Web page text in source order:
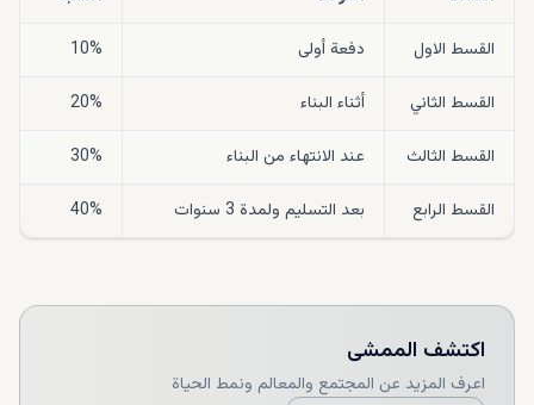
القسط الاول دفعة أولى 10%
القسط الثاني أثناء البناء 20%
القسط الثالث عند الانتهاء من البناء 30%
القسط الرابع بعد التسليم ولمدة 3 سنوات 40%
اكتشف الممشى
اعرف المزيد عن المجتمع والمعالم ونمط الحياة